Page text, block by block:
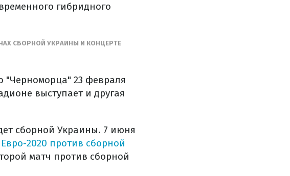
гибридного
СБОРНОЙ УКРАИНЫ И КОНЦЕРТЕ
"Черноморца" 23 февраля
выступает и другая
сборной Украины. 7 июня
2020 против сборной
матч против сборной